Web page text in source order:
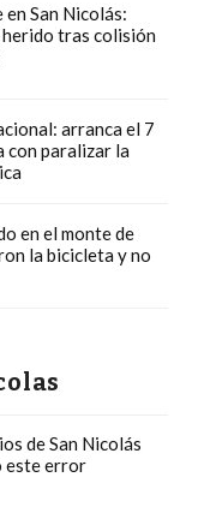
San Nicolás:
tras colisión
arranca el 7
con paralizar la
en el monte de
la bicicleta y no
de San Nicolás
este error